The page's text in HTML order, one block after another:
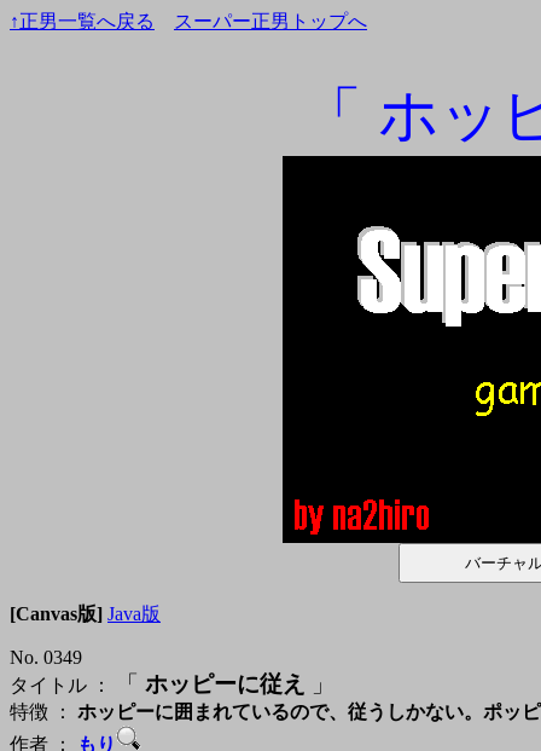
↑正男一覧へ戻る スーパー正男トップへ
「 ホッ
[Canvas版] Java版
No. 0349
タイトル ：
「 ホッピーに従え 」
特徴 ： ホッピーに囲まれているので、従うしかない。ポッ
作者 ：
もり